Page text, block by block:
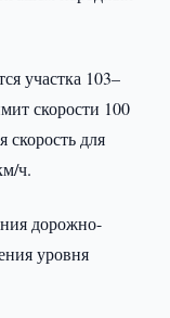
участка 103–
скорости 100
скорость для
ч.
дорожно-
уровня